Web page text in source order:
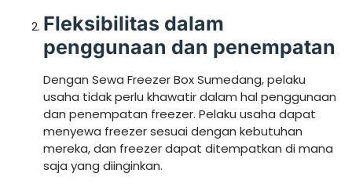
Fleksibilitas dalam
penggunaan dan penempatan
Dengan Sewa Freezer Box Sumedang, pelaku
usaha tidak perlu khawatir dalam hal penggunaan
dan penempatan freezer. Pelaku usaha dapat
menyewa freezer sesuai dengan kebutuhan
mereka, dan freezer dapat ditempatkan di mana
saja yang diinginkan.